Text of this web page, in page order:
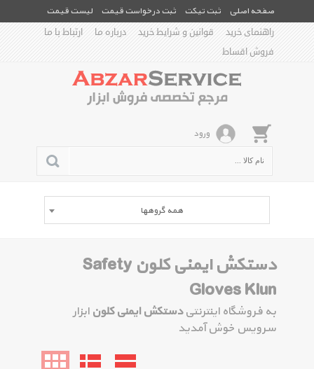
صفحه اصلی ثبت تیکت ثبت درخواست قیمت
لیست قیمت
راهنمای خرید
قوانین و شرایط خرید درباره ما
ارتباط با ما
فروش اقساط
ورود
همه گروهها
دستکش ایمنی کلون Safety
Gloves Klun
به فروشگاه اینترنتیدستکش ایمنی کلون ابزار
سرویس خوش آمدید